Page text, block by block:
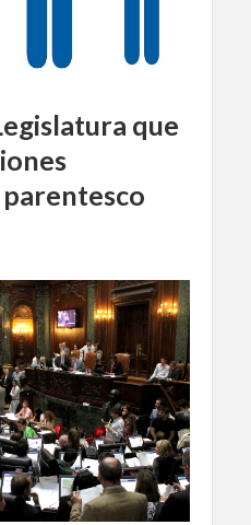
que